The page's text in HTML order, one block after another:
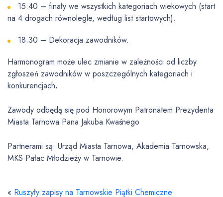
15:40 – finały we wszystkich kategoriach wiekowych (start
na 4 drogach równolegle, według list startowych).
18.30 – Dekoracja zawodników.
Harmonogram może ulec zmianie w zależności od liczby
zgłoszeń zawodników w poszczególnych kategoriach i
konkurencjach.
Zawody odbędą się pod Honorowym Patronatem Prezydenta
Miasta Tarnowa Pana Jakuba Kwaśnego
Partnerami są: Urząd Miasta Tarnowa, Akademia Tarnowska,
MKS Pałac Młodzieży w Tarnowie.
« Ruszyły zapisy na Tarnowskie Piątki Chemiczne